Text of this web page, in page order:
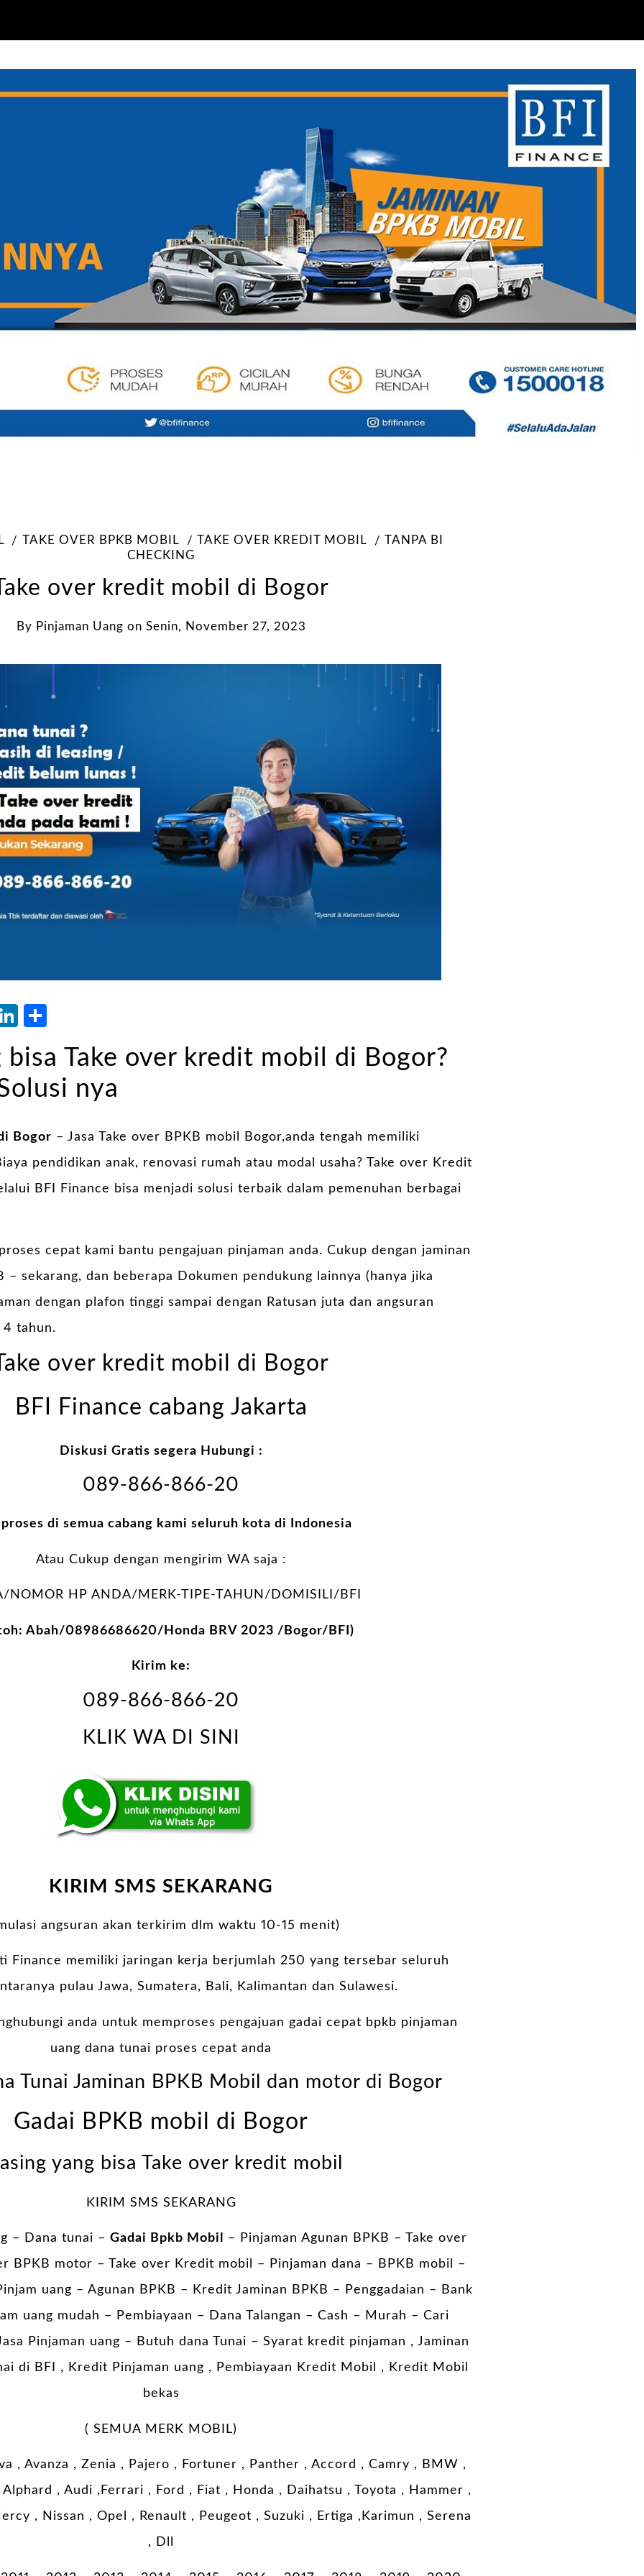
TAKE OVER BPKB MOBIL TAKE OVER KREDIT MOBIL
TANPA BI
CHECKING
Take over kredit mobil di Bogor
By Pinjaman Uang on Senin, November 27, 2023
Blogger
LinkedIn
bisa Take over kredit mobil di Bogor?
nya
Bogor – Jasa Take over BPKB mobil Bogor,anda tengah memiliki
pendidikan anak, renovasi rumah atau modal usaha? Take over Kredit
BFI Finance bisa menjadi solusi terbaik dalam pemenuhan berbagai
proses cepat kami bantu pengajuan pinjaman anda. Cukup dengan jaminan
sekarang, dan beberapa Dokumen pendukung lainnya (hanya jika
dengan plafon tinggi sampai dengan Ratusan juta dan angsuran
4 tahun.
Take over kredit mobil di Bogor
BFI Finance cabang Jakarta
Diskusi Gratis segera Hubungi :
089-866-866-20
proses di semua cabang kami seluruh kota di Indonesia
Atau Cukup dengan mengirim WA saja :
NOMOR HP ANDA/MERK-TIPE-TAHUN/DOMISILI/BFI
Abah/08986686620/Honda BRV 2023 /Bogor/BFI)
Kirim ke:
089-866-866-20
KLIK WA DI SINI
KIRIM SMS SEKARANG
angsuran akan terkirim dlm waktu 10-15 menit)
Finance memiliki jaringan kerja berjumlah 250 yang tersebar seluruh
pulau Jawa, Sumatera, Bali, Kalimantan dan Sulawesi.
anda untuk memproses pengajuan gadai cepat bpkb pinjaman
uang dana tunai proses cepat anda
Tunai Jaminan BPKB Mobil dan motor di Bogor
Gadai BPKB mobil di Bogor
yang bisa Take over kredit mobil
KIRIM SMS SEKARANG
– Dana tunai – Gadai Bpkb Mobil – Pinjaman Agunan BPKB – Take over
BPKB motor – Take over Kredit mobil
– Pinjaman dana – BPKB mobil –
uang – Agunan BPKB – Kredit Jaminan BPKB – Penggadaian – Bank
uang mudah – Pembiayaan – Dana Talangan – Cash – Murah – Cari
Pinjaman uang – Butuh dana Tunai – Syarat kredit pinjaman , Jaminan
di BFI , Kredit Pinjaman uang , Pembiayaan Kredit Mobil , Kredit Mobil
bekas
( SEMUA MERK MOBIL)
, Avanza , Zenia , Pajero , Fortuner , Panther , Accord , Camry , BMW ,
, Audi ,Ferrari , Ford , Fiat , Honda , Daihatsu , Toyota , Hammer ,
, Nissan , Opel , Renault , Peugeot , Suzuki , Ertiga ,Karimun , Serena
, Dll